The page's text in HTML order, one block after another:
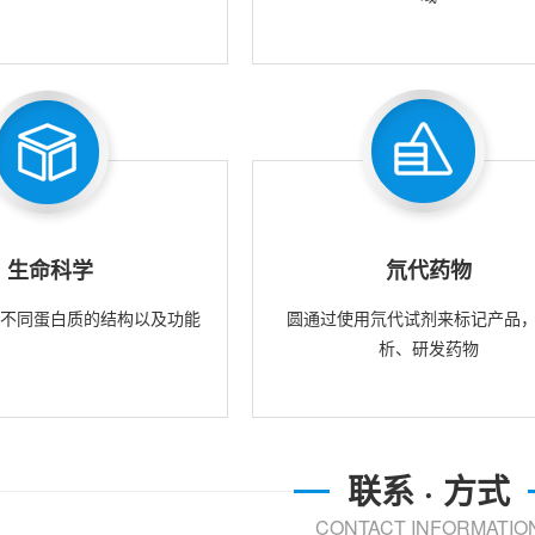
生命科学
同蛋白质的结构以及功能
氘代药物
圆通过使用氘代试剂来标记产品
析、研发药物
联系 · 方式
CONTACT